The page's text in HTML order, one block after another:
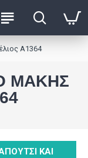
Α1364
ΜΆΚΗΣ
ΚΑΙ